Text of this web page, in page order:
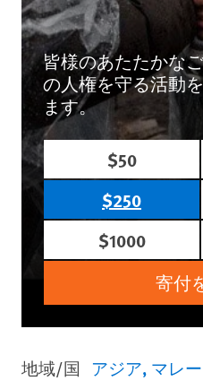
皆様のあたたかな
の人権を守る活動
ます。
$50
$250
$1000
寄付
地域/国 アジア マレ